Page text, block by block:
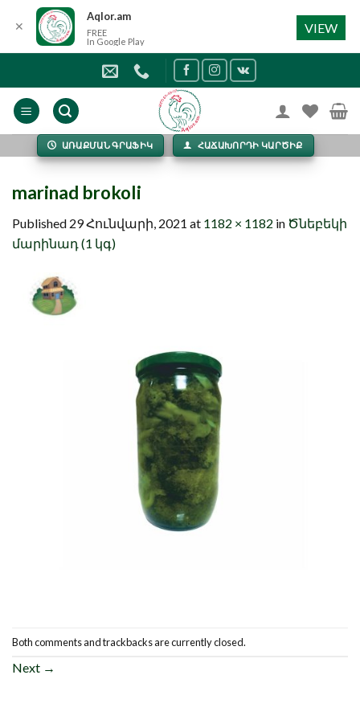
content
ԱՌԱՔՄԱՆ ԳՐԱՖԻԿ ՀԱՃԱԽՈՐԴԻ ԿԱՐԾԻՔ
marinad brokoli
Published 29 Հունվարի, 2021 at 1182 × 1182 in Ծնեբեկի
մարինադ (1 կգ)
Both comments and trackbacks are currently closed.
Next →
✕
Aqlor.am
FREE
In Google Play
VIEW